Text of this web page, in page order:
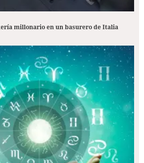
millonario en un basurero de Italia